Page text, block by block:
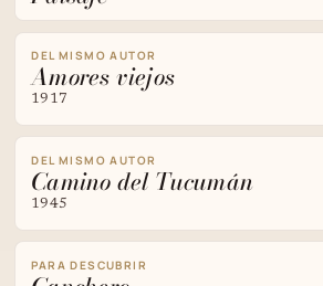
DEL MISMO AUTOR
Amores viejos
1917
DEL MISMO AUTOR
Camino del Tucumán
1945
PARA DESCUBRIR